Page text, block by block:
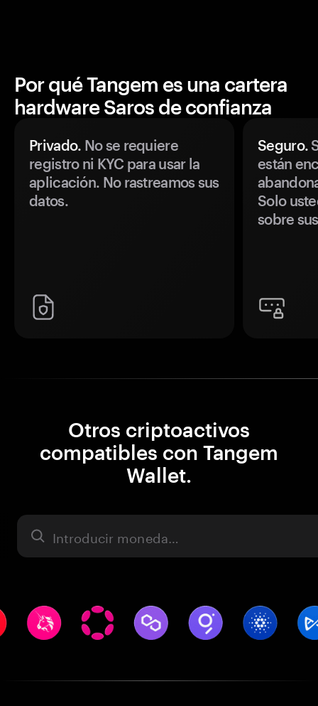
Por qué Tangem es una cartera
hardware Saros de confianza
Privado. No se requiere
registro ni KYC para usar la
aplicación. No rastreamos sus
datos.
Seguro.
están
Solo
sobre
Otros criptoactivos
compatibles con Tangem
Wallet.
Activo